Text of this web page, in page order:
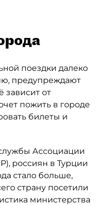
поездки далеко
предупреждают
зависит от
пожить в городе
билеты и
Ассоциации
россиян в Турции
стало больше,
страну посетили
министерства